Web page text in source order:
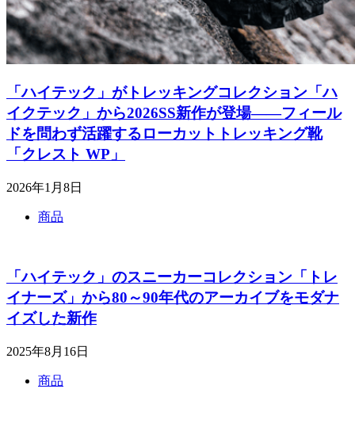
「ハイテック」がトレッキングコレクション「ハ
イクテック」から2026SS新作が登場――フィール
ドを問わず活躍するローカットトレッキング靴
「クレスト WP」
2026年1月8日
商品
「ハイテック」のスニーカーコレクション「トレ
イナーズ」から80～90年代のアーカイブをモダナ
イズした新作
2025年8月16日
商品